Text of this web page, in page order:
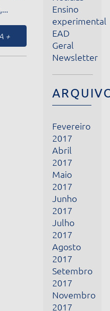
Geral
Newsletter
ARQUIVOS
Fevereiro
2017
2017
Maio
2017
Junho
2017
Julho
2017
Agosto
2017
Setembro
2017
Novembro
2017
Dezembro
2017
Janeiro
2018
Março